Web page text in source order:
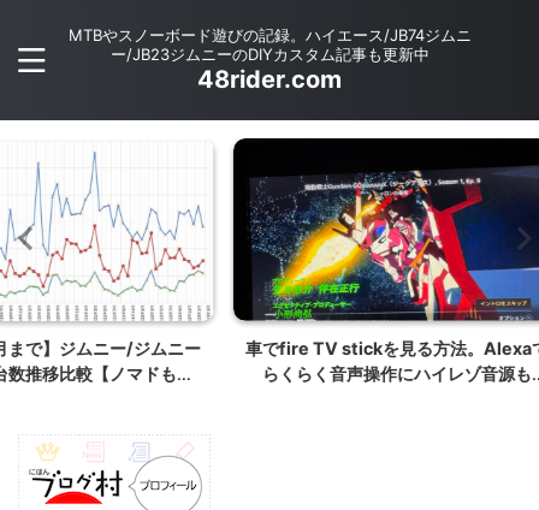
MTBやスノーボード遊びの記録。ハイエース/JB74ジムニ
ー/JB23ジムニーのDIYカスタム記事も更新中
48rider.com
ムニー
ドも追
車でfire TV stickを見る方法。Alexaで
らくらく音声操作にハイレゾ音源も
JB64/
ンタ